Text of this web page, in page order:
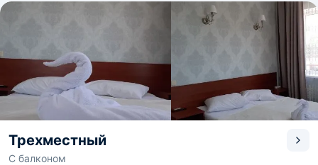
Трехместный
С балконом